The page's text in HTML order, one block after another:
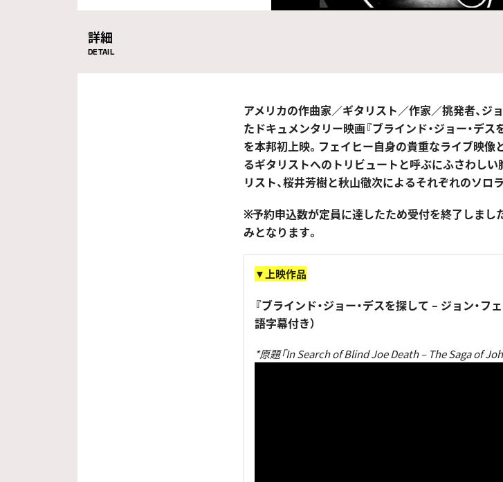
詳細
DETAIL
アメリカの作曲家／ギタリスト／作家／挑発者、ジ
たドキュメンタリー映画『ブラインド・ジョー・デス
を本邦初上映。フェイヒー自身の貴重なライブ映像
るギタリストへのトリビュートと呼ぶにふさわし
リスト、桜井芳樹と秋山徹次によるそれぞれのソロ
※予約申込数が定員に達したため受付を終了しまし
みとなります。
▼上映作品
『ブラインド・ジョー・デスを探して – ジョン・
語字幕付き）
*原題「In Search of Blind Joe Death – The Saga of